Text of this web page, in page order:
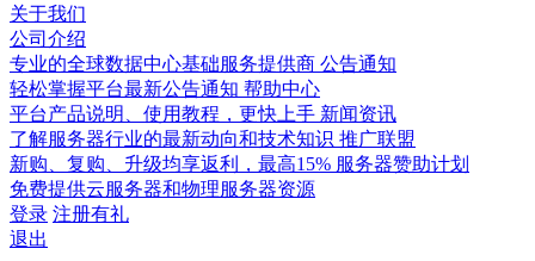
关于我们
公司介绍
专业的全球数据中心基础服务提供商 公告通知
轻松掌握平台最新公告通知 帮助中心
平台产品说明、使用教程，更快上手 新闻资讯
了解服务器行业的最新动向和技术知识 推广联盟
新购、复购、升级均享返利，最高15% 服务器赞助计划
免费提供云服务器和物理服务器资源
登录 注册有礼
退出